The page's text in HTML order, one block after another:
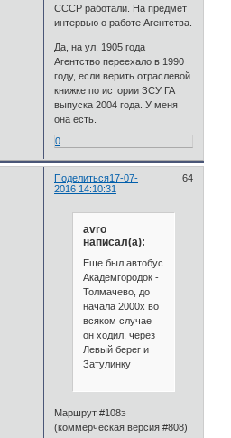
СССР работали. На предмет
интервью о работе Агентства.
Да, на ул. 1905 года
Агентство переехало в 1990
году, если верить отраслевой
книжке по истории ЗСУ ГА
выпуска 2004 года. У меня
она есть.
0
Поделиться 64
17-07-
2016 14:10:31
avro
написал(а):
Еще был автобус
Академгородок -
Толмачево, до
начала 2000х во
всяком случае
он ходил, через
Левый берег и
Затулинку
Маршрут #108э
(коммерческая версия #808)